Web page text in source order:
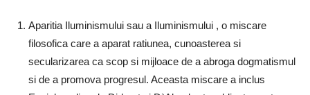
Aparitia Iluminismului sau a Iluminismului , o miscare
filosofica care a aparat ratiunea, cunoasterea si
secularizarea ca scop si mijloace de a abroga dogmatismul
si de a promova progresul. Aceasta miscare a inclus